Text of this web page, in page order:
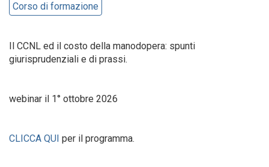
Corso di formazione
Il CCNL ed il costo della manodopera: spunti
giurisprudenziali e di prassi.
webinar il 1° ottobre 2026
CLICCA QUI per il programma.